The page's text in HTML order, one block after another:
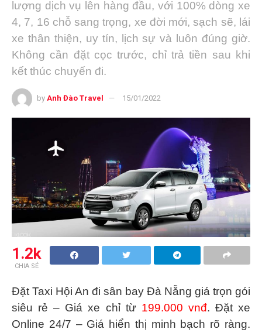
lượng dịch vụ lên hàng đầu, với 100% dòng xe
4, 7, 16 chỗ sang trọng, xe đời mới, sạch sẽ, lái
xe thân thiện, uy tín, lịch sự và luôn đúng giờ.
Không cần đặt cọc trước, chỉ trả tiền sau khi
kết thúc chuyến đi.
by Anh Đào Travel 15/01/2022
1.2k
CHIA SẺ
Đặt Taxi Hội An đi sân bay Đà Nẵng giá trọn gói
siêu rẻ – Giá xe chỉ từ 199.000 vnđ. Đặt xe
Online 24/7 – Giá hiển thị minh bạch rõ ràng.